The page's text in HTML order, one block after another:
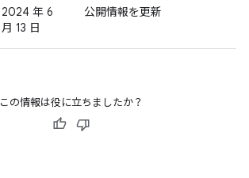
2024 年 6
月 13 日
公開情報を更新
この情報は役に立ちましたか？